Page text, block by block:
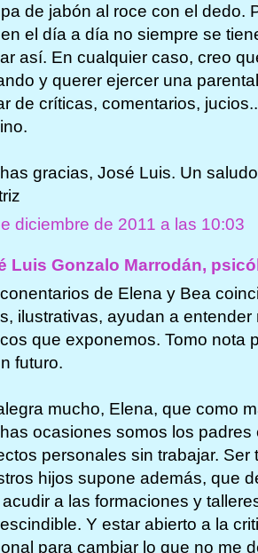
de jabón al roce con el dedo.
el día a día no siempre se
así. En cualquier caso, creo
y querer ejercer una
de críticas, comentarios,
gracias, José Luis. Un
diciembre de 2011 a las 10:03
Luis Gonzalo Marrodán,
de Elena y Bea
ilustrativas, ayudan a
que exponemos. Tomo nota
futuro.
mucho, Elena, que como
ocasiones somos los
personales sin trabajar. Ser
hijos supone además, que
acudir a las formaciones y
Y estar abierto a la
para cambiar lo que no me